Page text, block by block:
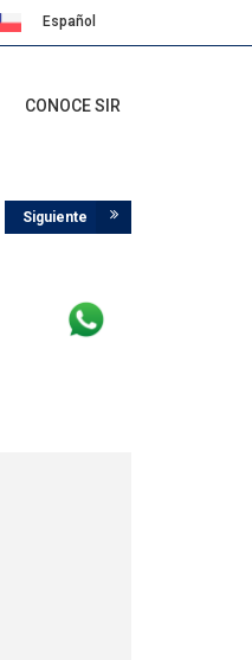
Español
CONOCE SIR
Siguiente